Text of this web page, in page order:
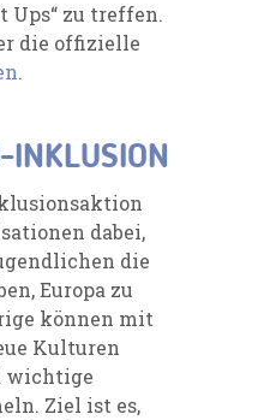
Ups“ zu treffen.
die offizielle
.
INKLUSION
dabei,
die
Europa zu
können mit
Kulturen
wichtige
Ziel ist es,